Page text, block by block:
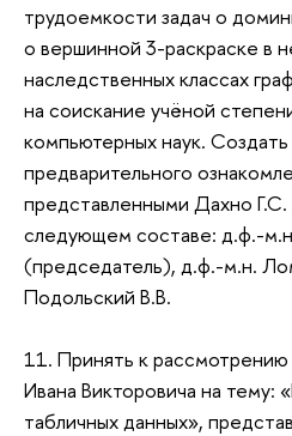
трудоемкости задач о
о вершинной 3-раскраске в
наследственных классах
на соискание учёной
компьютерных наук.
предварительного
представленными Дахно
следующем составе: д.ф.-
(председатель), д.ф.-м.н.
Подольский В.В.
11. Принять к
Ивана Викторовича на тему:
табличных данных»,